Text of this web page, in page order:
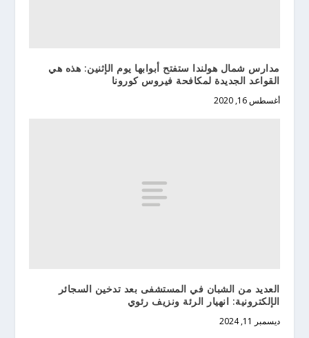
مدارس شمال هولندا ستفتح أبوابها يوم الإثنين: هذه هي
القواعد الجديدة لمكافحة فيروس كورونا
أغسطس 16, 2020
العديد من الشبان في المستشفى بعد تدخين السجائر
الإلكترونية: انهيار الرئة ونزيف رئوي
ديسمبر 11, 2024